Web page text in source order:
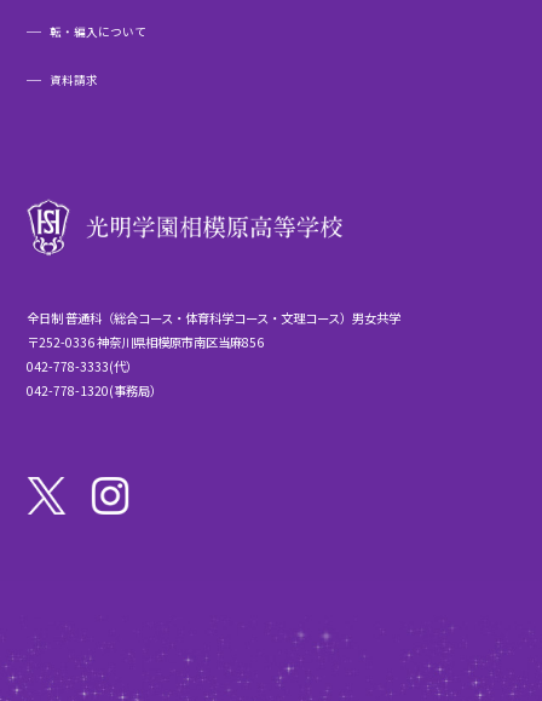
転・編入について
資料請求
全日制 普通科（総合コース・体育科学コース・文理コース）男女共学
〒252-0336 神奈川県相模原市南区当麻856
042-778-3333(代）
042-778-1320(事務局）